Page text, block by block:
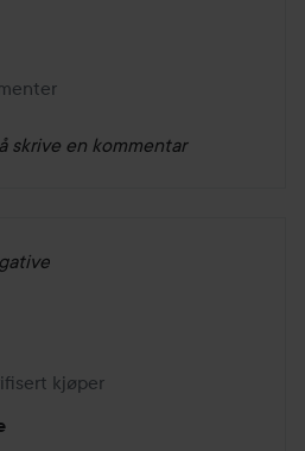
skrive en kommentar
opprettet 4 år
kjøper